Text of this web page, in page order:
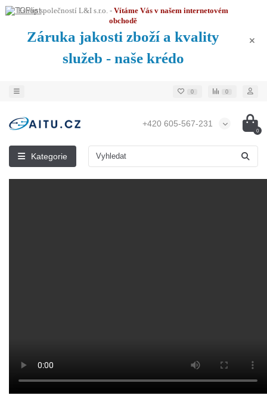
Eshop společností L&I s.r.o. - Vítáme Vás v našem internetovém
obchodě
Záruka jakosti zboží a kvality
služeb - naše krédo
0 0
+420 605-567-231
0
Kategorie